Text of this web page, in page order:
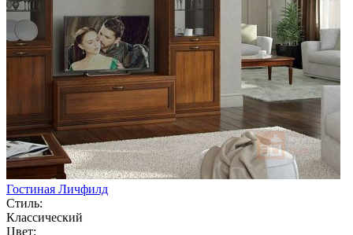
Гостиная Личфилд
Стиль:
Классический
Цвет: